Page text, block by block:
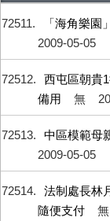
72511 「海角樂
2009-05-05
72512
西屯區朝貴
備用
無
72513 中區模範母
2009-05-05
72514
法制處長林
隨便支付
無